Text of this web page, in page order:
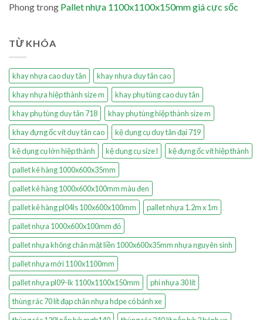
Phongtrong Pallet nhựa 1100x1100x150mm giá cực sốc
TỪ KHÓA
khay nhựa cao duy tân
khay nhựa duy tân cao
khay nhựa hiệp thành size m
khay phụ tùng cao duy tân
khay phụ tùng duy tân 718
khay phụ tùng hiệp thành size m
khay đựng ốc vít duy tân cao
kệ dụng cụ duy tân đại 719
kệ dụng cụ lớn hiệp thành
kệ dụng cụ size l
kệ đựng ốc vít hiệp thành
pallet kê hàng 1000x600x35mm
pallet kê hàng 1000x600x100mm màu đen
pallet kê hàng pl04ls 100x600x100mm
pallet nhựa 1.2m x 1m
pallet nhựa 1000x600x100mm đỏ
pallet nhựa không chân mặt liền 1000x600x35mm nhựa nguyên sinh
pallet nhựa mới 1100x1100mm
pallet nhựa pl09-lk 1100x1100x150mm
phi nhựa 30 lít
thùng rác 70 lít đạp chân nhựa hdpe có bánh xe